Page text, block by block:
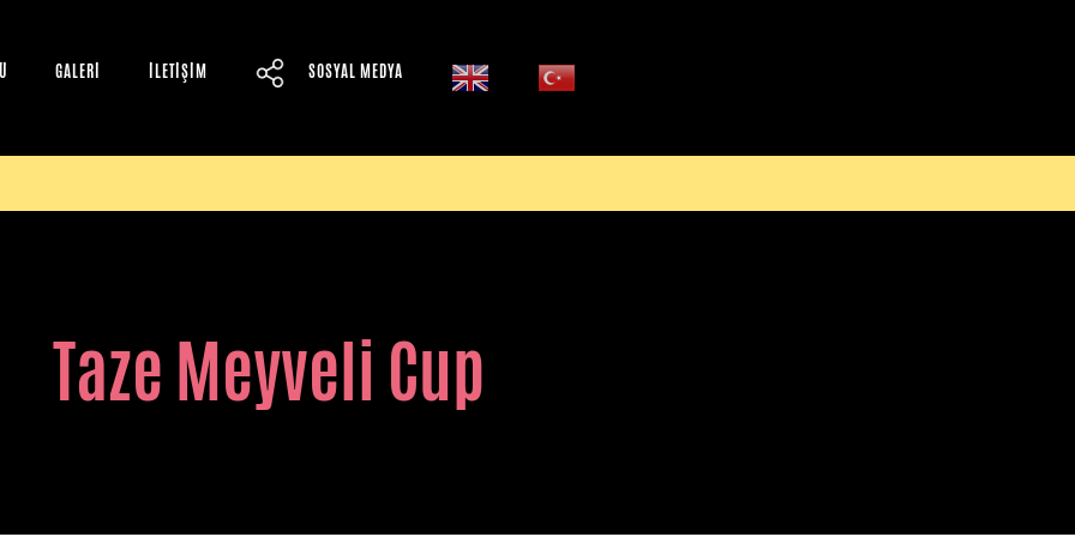
GALERİ İLETİŞİM SOSYAL MEDYA
wafflekingcafe
Taze Meyveli Cup